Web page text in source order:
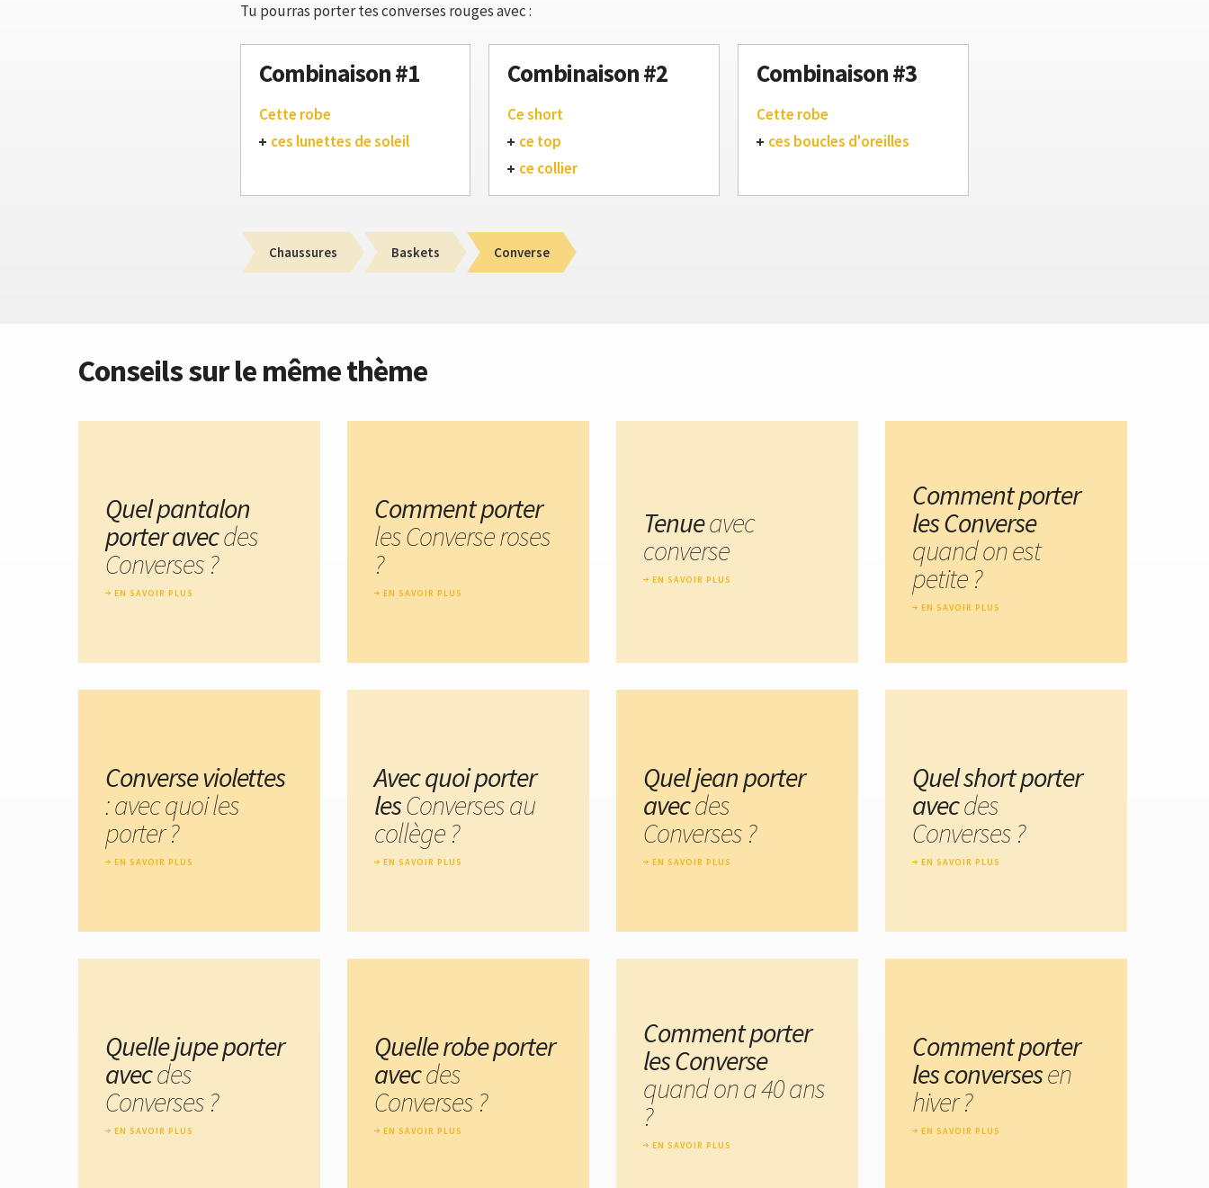
Tu pourras porter tes converses rouges avec :
Combinaison #1
Cette robe
ces lunettes de soleil
Combinaison #2
Ce short
ce top
ce collier
Combinaison #3
Cette robe
ces boucles d'oreilles
Chaussures Baskets Converse
Conseils sur le même thème
Quel pantalon
porter avecdes
Converses ?
EN SAVOIR PLUS
Comment porter
les Converse roses
?
EN SAVOIR PLUS
Tenueavec
converse
EN SAVOIR PLUS
Comment porter
les Converse
quand on est
petite ?
EN SAVOIR PLUS
Converse violettes
: avec quoi les
porter ?
EN SAVOIR PLUS
Avec quoi porter
lesConverses au
collège ?
EN SAVOIR PLUS
Quel jean porter
avecdes
Converses ?
EN SAVOIR PLUS
Quel short porter
avecdes
Converses ?
EN SAVOIR PLUS
Quelle jupe porter
avecdes
Converses ?
EN SAVOIR PLUS
Quelle robe porter
avecdes
Converses ?
EN SAVOIR PLUS
Comment porter
les Converse
quand on a 40 ans
?
EN SAVOIR PLUS
Comment porter
les conversesen
hiver ?
EN SAVOIR PLUS